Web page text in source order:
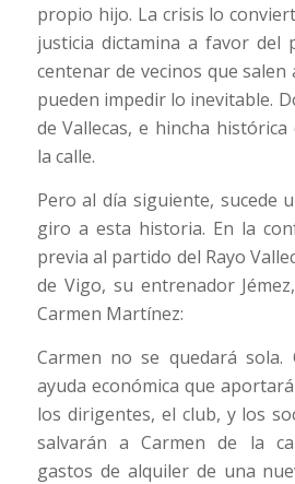
propio hijo. La crisis lo
justicia dictamina a favor del
centenar de vecinos que
pueden impedir lo inevitable.
de Vallecas, e hincha histórica
la calle.
Pero al día siguiente, sucede
giro a esta historia. En la
previa al partido del Rayo
de Vigo, su entrenador
Carmen Martínez:
Carmen no se quedará sola.
ayuda económica que
los dirigentes, el club, y los
salvarán a Carmen de la
gastos de alquiler de una